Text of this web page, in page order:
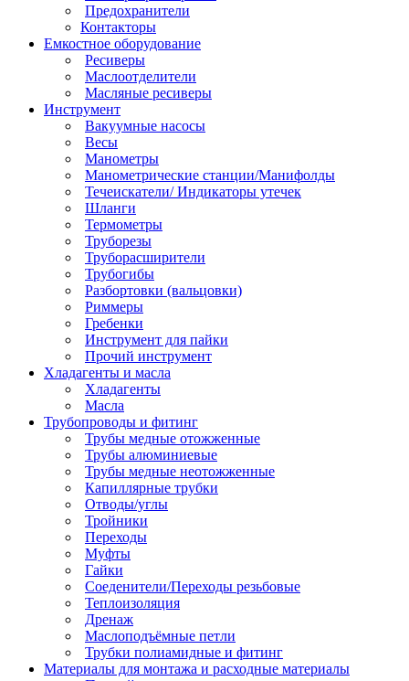
Предохранители
Контакторы
Емкостное оборудование
Ресиверы
Маслоотделители
Масляные ресиверы
Инструмент
Вакуумные насосы
Весы
Манометры
Манометрические станции/Манифолды
Течеискатели/ Индикаторы утечек
Шланги
Термометры
Труборезы
Труборасширители
Трубогибы
Разбортовки (вальцовки)
Риммеры
Гребенки
Инструмент для пайки
Прочий инструмент
Хладагенты и масла
Хладагенты
Масла
Трубопроводы и фитинг
Трубы медные отожженные
Трубы алюминиевые
Трубы медные неотожженные
Капиллярные трубки
Отводы/углы
Тройники
Переходы
Муфты
Гайки
Соеденители/Переходы резьбовые
Теплоизоляция
Дренаж
Маслоподъёмные петли
Трубки полиамидные и фитинг
Материалы для монтажа и расходные материалы